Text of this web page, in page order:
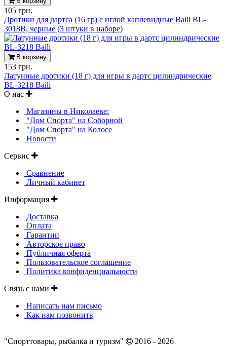
105 грн.
Дротики для дартса (16 гр) с иглой каплевидные Baili BL-
3018B, черные (3 штуки в наборе)
В корзину
153 грн.
Латунные дротики (18 г) для игры в дартс цилиндрические
BL-3218 Baili
О нас
Магазины в Николаеве:
"Дом Спорта" на Соборной
"Дом Спорта" на Колосе
Новости
Сервис
Сравнение
Личный кабинет
Информация
Доставка
Оплата
Гарантии
Авторское право
Публичная оферта
Пользовательское соглашение
Политика конфиденциальности
Связь с нами
Написать нам письмо
Как нам позвонить
"Спорттовары, рыбалка и туризм"
2016 - 2026